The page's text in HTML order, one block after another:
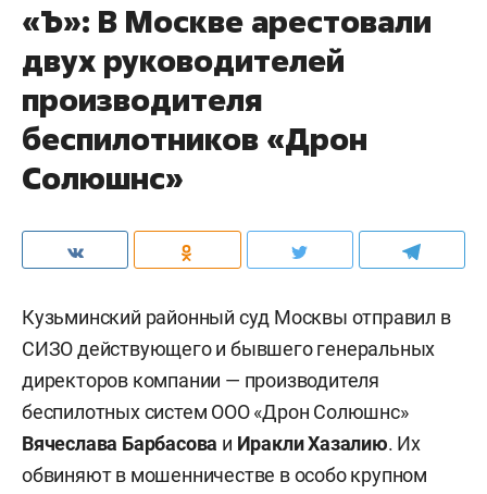
«Ъ»: В Москве арестовали
двух руководителей
производителя
беспилотников «Дрон
Солюшнс»
Кузьминский районный суд Москвы отправил в
СИЗО действующего и бывшего генеральных
директоров компании — производителя
беспилотных систем ООО «Дрон Солюшнс»
Вячеслава Барбасова и Иракли Хазалию. Их
обвиняют в мошенничестве в особо крупном